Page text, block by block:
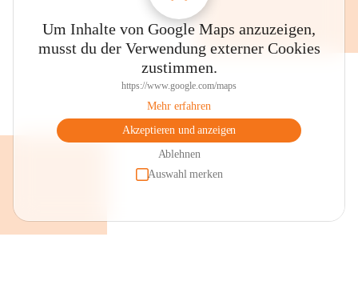
Um Inhalte von Google Maps anzuzeigen,
musst du der Verwendung externer Cookies
zustimmen.
https://www.google.com/maps
Mehr erfahren
Akzeptieren und anzeigen
Ablehnen
Auswahl merken